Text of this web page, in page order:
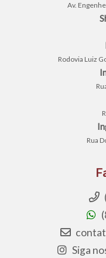
Av.
Rodovia Luiz
Rua
Siga